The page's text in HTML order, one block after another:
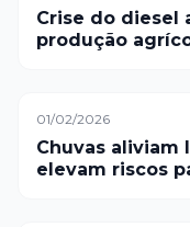
Crise do diesel
produção
01/02/2026
Chuvas aliviam
elevam riscos